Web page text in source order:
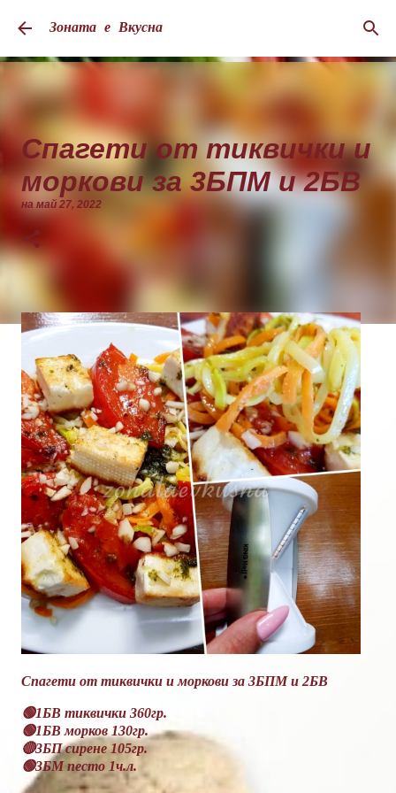
Пропускане към основното съдържание
Зоната е Вкусна
Спагети от тиквички и
моркови за 3БПМ и 2БВ
намай 27, 2022
Спагети от тиквички и моркови за 3БПМ и 2БВ
🟢1БВ тиквички 360гр.
🟢1БВ морков 130гр.
🔴3БП сирене 105гр.
🟢3БМ песто 1ч.л.